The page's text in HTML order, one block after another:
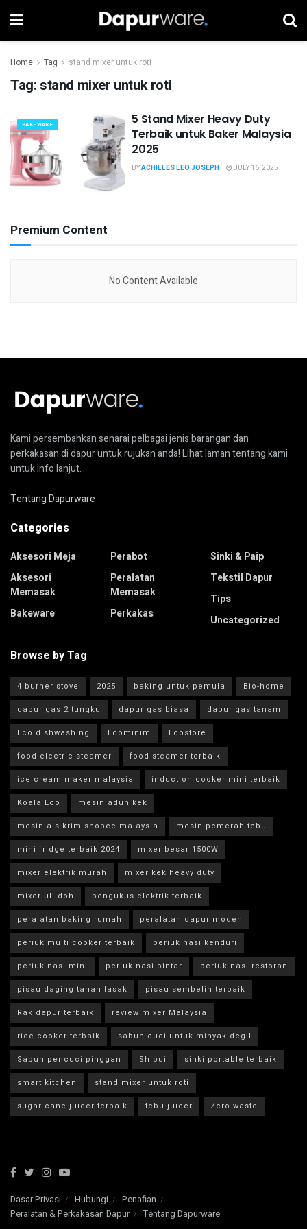
Home Tag stand mixer untuk roti
Tag:stand mixer untuk roti
BAKEWARE
5 Stand Mixer Heavy Duty
Terbaik untuk Baker Malaysia
2025
BYACHILLES LEO JOSEPH JULY 16, 2025
Premium Content
No Content Available
Kami persembahkan senarai pelbagai jenis barangan dan
perkakasan di dapur untuk rujukan anda! Lihat laman tentang kami
untuk info lanjut.
Tentang Dapurware
Categories
Aksesori Meja
Aksesori
Memasak
Bakeware
Perabot
Peralatan
Memasak
Perkakas
Sinki & Paip
Tekstil Dapur
Tips
Uncategorized
Browse by Tag
4 burner stove 2025 baking untuk pemula
Bio-home
dapur gas 2 tungku
dapur gas biasa
dapur gas tanam
Eco dishwashing
Ecominim
Ecostore
food electric steamer
food steamer terbaik
ice cream maker malaysia
induction cooker mini terbaik
Koala Eco
mesin adun kek
mesin ais krim shopee malaysia
mesin pemerah tebu
mini fridge terbaik 2024
mixer besar 1500W
mixer elektrik murah
mixer kek heavy duty
mixer uli doh
pengukus elektrik terbaik
peralatan baking rumah
peralatan dapur moden
periuk multi cooker terbaik
periuk nasi kenduri
periuk nasi mini
periuk nasi pintar
periuk nasi restoran
pisau daging tahan lasak
pisau sembelih terbaik
Rak dapur terbaik
review mixer Malaysia
rice cooker terbaik
sabun cuci untuk minyak degil
Sabun pencuci pinggan
Shibui
sinki portable terbaik
smart kitchen
stand mixer untuk roti
sugar cane juicer terbaik
tebu juicer Zero waste
Dasar Privasi Hubungi
Penafian
Peralatan & Perkakasan Dapur
Tentang Dapurware